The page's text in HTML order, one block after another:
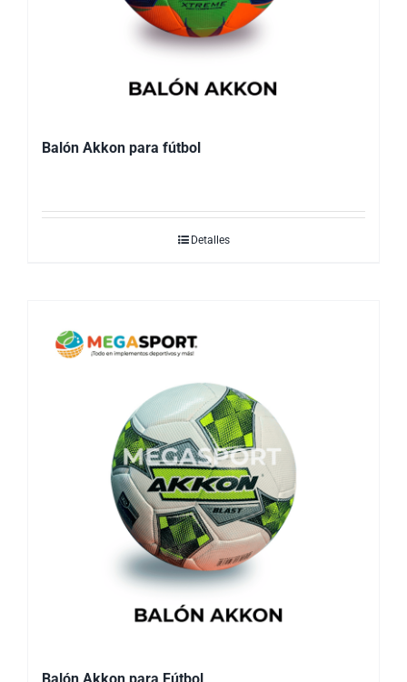
Balón Akkon para fútbol
Detalles
Balón Akkon para Fútbol